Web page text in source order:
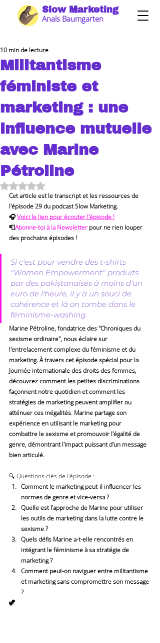
Slow Marketing
Anaïs Baumgarten
Militantisme
féministe et
marketing : une
influence mutuelle
avec Marine
Pétroline
10 min de lecture
Noté NaN étoiles sur 5.
Cet article est le transcript et les ressources de
l'épisode 29 du podcast Slow Marketing.
🎧 Voici le lien pour écouter l'épisode !
📮Abonne-toi à la Newsletter pour ne rien louper
des prochains épisodes !
Si c'est pour vendre des t-shirts
"Women Empowerment" produits
par des pakistanaises à moins d'un
euro de l'heure, il y a un souci de
cohérence et là on tombe dans le
féminisme-washing.
Marine Pétroline, fondatrice des "Chroniques du
sexisme ordinaire", nous éclaire sur
l'entrelacement complexe du féminisme et du
marketing. À travers cet épisode spécial pour la
Journée internationale des droits des femmes,
découvrez comment les petites discriminations
façonnent notre quotidien et comment les
stratégies de marketing peuvent amplifier ou
atténuer ces inégalités. Marine partage son
expérience en utilisant le marketing pour
combattre le sexisme et promouvoir l'égalité de
genre, démontrant l'impact puissant d'un message
bien articulé.
🔍 Questions clés de l'épisode :
Comment le marketing peut-il influencer les
normes de genre et vice-versa ?
Quelle est l'approche de Marine pour utiliser
les outils de marketing dans la lutte contre le
sexisme ?
Quels défis Marine a-t-elle rencontrés en
intégrant le féminisme à sa stratégie de
marketing ?
Comment peut-on naviguer entre militantisme
et marketing sans compromettre son message
?
🦖